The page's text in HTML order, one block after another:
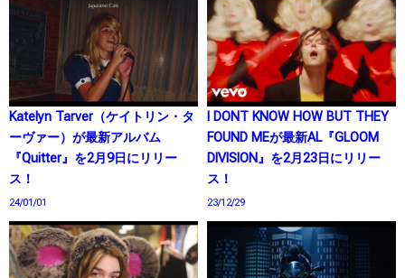
Katelyn Tarver（ケイトリン・タ
ーヴァー）が最新アルバム
『Quitter』を2月9日にリリー
ス！
24/01/01
I DONT KNOW HOW BUT THEY
FOUND MEが最新AL『GLOOM
DIVISION』を2月23日にリリー
ス！
23/12/29